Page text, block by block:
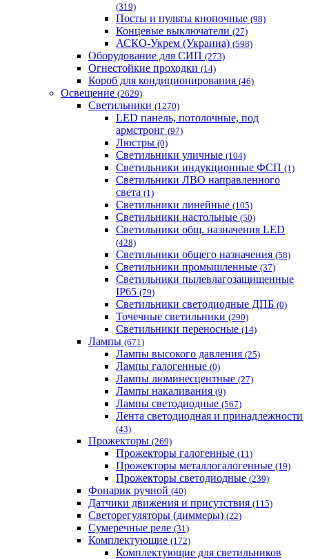
(319)
Посты и пульты кнопочные (98)
Концевые выключатели (27)
АСКО-Укрем (Украина) (598)
Оборудование для СИП (273)
Огнестойкие проходки (14)
Короб для кондиционирования (46)
Освещение (2629)
Светильники (1270)
LED панель, потолочные, под
армстронг (97)
Люстры (0)
Светильники уличные (104)
Светильники индукционные ФСП (1)
Светильники ЛВО направленного
света (1)
Светильники линейные (105)
Светильники настольные (50)
Светильники общ. назначения LED
(428)
Светильники общего назначения (58)
Светильники промышленные (37)
Светильники пылевлагозащищенные
IP65 (79)
Светильники светодиодные ДПБ (0)
Точечные светильники (290)
Светильники переносные (14)
Лампы (671)
Лампы высокого давления (25)
Лампы галогенные (0)
Лампы люминесцентные (27)
Лампы накаливания (9)
Лампы светодиодные (567)
Лента светодиодная и принадлежности
(43)
Прожекторы (269)
Прожекторы галогенные (11)
Прожекторы металлогалогенные (19)
Прожекторы светодиодные (239)
Фонарик ручной (40)
Датчики движения и присутствия (115)
Светорегуляторы (диммеры) (22)
Сумеречные реле (31)
Комплектующие (172)
Комплектующие для светильников